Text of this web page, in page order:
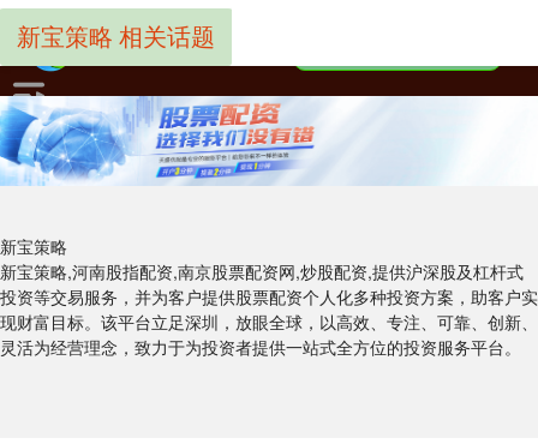
新宝策略
新宝策略,河南股指配资,南京股票配资网,炒股配资,提供沪深股及杠杆式
投资等交易服务，并为客户提供股票配资个人化多种投资方案，助客户实
现财富目标。该平台立足深圳，放眼全球，以高效、专注、可靠、创新、
灵活为经营理念，致力于为投资者提供一站式全方位的投资服务平台。
新宝策略 相关话题